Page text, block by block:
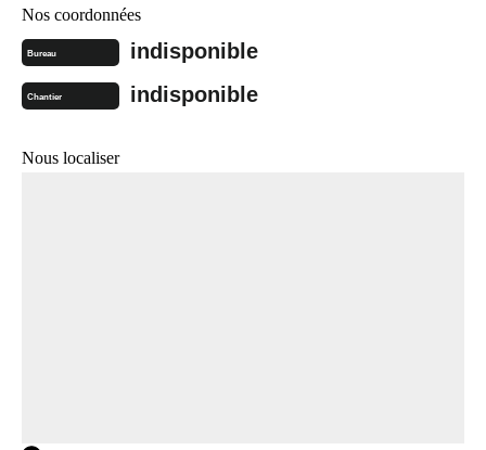
Nos coordonnées
Bureau indisponible
Chantier indisponible
Nous localiser